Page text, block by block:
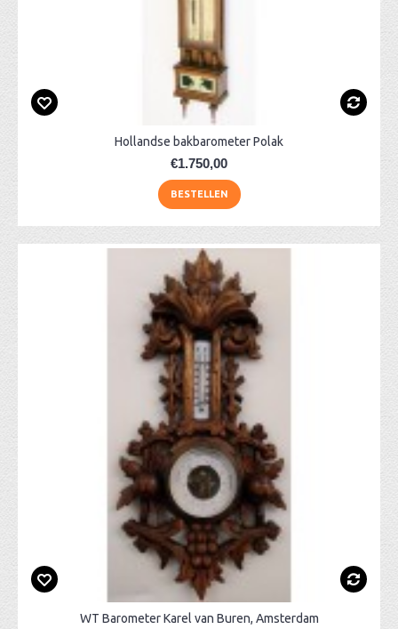
Hollandse bakbarometer Polak
€1.750,00
BESTELLEN
WT Barometer Karel van Buren, Amsterdam